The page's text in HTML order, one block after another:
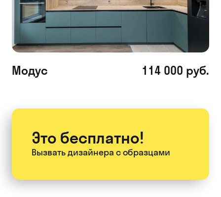
Модус 114 000 руб.
Это бесплатно!
Вызвать дизайнера с образцами